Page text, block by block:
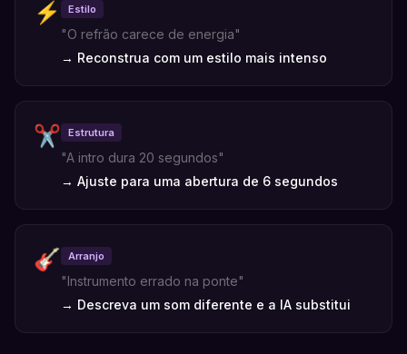
⚡ Estilo
"O refrão carece de energia"
→ Reconstrua com um estilo mais intenso
✂️ Estrutura
"A intro dura 20 segundos"
→ Ajuste para uma abertura de 6 segundos
🎸 Arranjo
"Instrumento errado na ponte"
→ Descreva um som diferente e a IA substitui